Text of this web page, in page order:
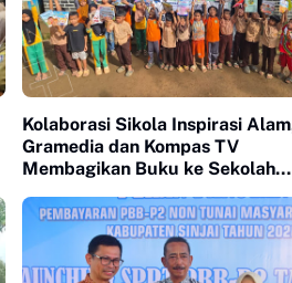
Kolaborasi Sikola Inspirasi
Gramedia dan Kompas TV
Membagikan Buku ke Sekolah